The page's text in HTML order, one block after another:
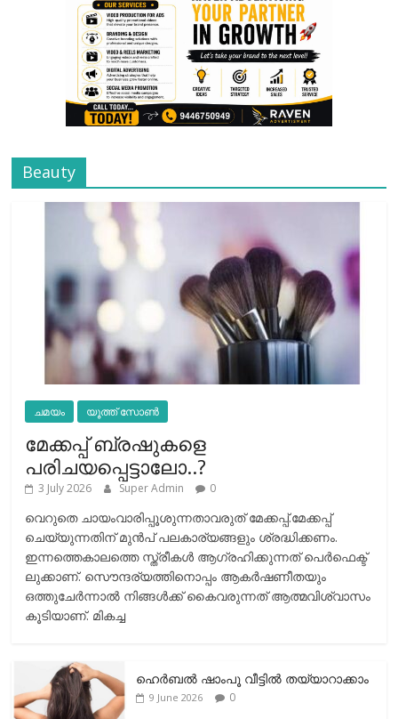
Beauty
ചമയം യൂത്ത് സോൺ
മേക്കപ്പ് ബ്രഷുകളെ
പരിചയപ്പെട്ടാലോ..?
3 July 2026 Super Admin 0
വെറുതെ ചായംവാരിപ്പൂശുന്നതാവരുത് മേക്കപ്പ്.മേക്കപ്പ്
ചെയ്യുന്നതിന് മുന്‍പ് പലകാര്യങ്ങളും ശ്രദ്ധിക്കണം.
ഇന്നത്തെകാലത്തെ സ്ത്രീകള്‍ ആഗ്രഹിക്കുന്നത് പെര്‍ഫെക്ട്
ലുക്കാണ്. സൌന്ദര്യത്തിനൊപ്പം ആകര്‍ഷണീതയും
ഒത്തുചേര്‍ന്നാല്‍ നിങ്ങള്‍ക്ക് കൈവരുന്നത് ആത്മവിശ്വാസം
കൂടിയാണ്. മികച്ച
ഹെര്‍ബല്‍ ഷാംപൂ വീട്ടില്‍ തയ്യാറാക്കാം
9 June 2026 0